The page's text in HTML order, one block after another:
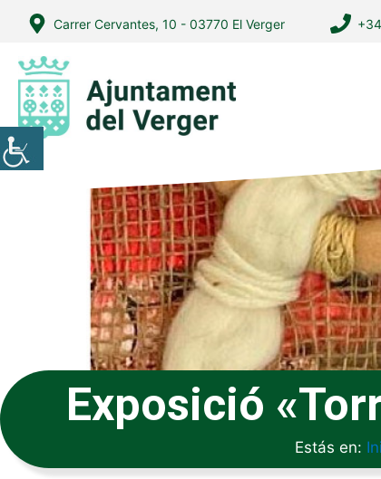
contingut
Carrer Cervantes, 10 - 03770 El Verger
Exposició
Estás en: